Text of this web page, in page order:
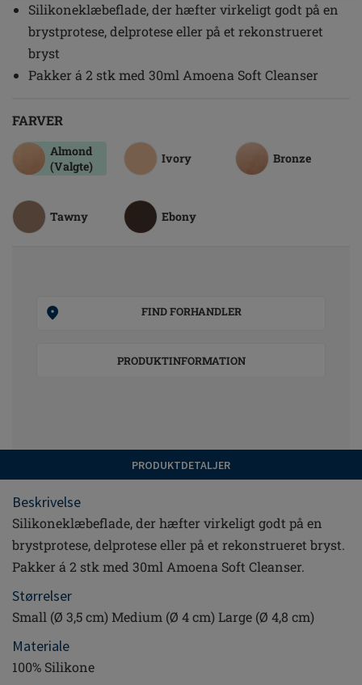
Silikoneklæbeflade, der hæfter virkeligt godt på en
brystprotese, delprotese eller på et rekonstrueret
bryst
Pakker á 2 stk med 30ml Amoena Soft Cleanser
FARVER
Almond
(Valgte)
Ivory Bronze
Tawny Ebony
FIND FORHANDLER
PRODUKTINFORMATION
PRODUKTDETALJER
Beskrivelse
Silikoneklæbeflade, der hæfter virkeligt godt på en
brystprotese, delprotese eller på et rekonstrueret bryst.
Pakker á 2 stk med 30ml Amoena Soft Cleanser.
Størrelser
Small (Ø 3,5 cm) Medium (Ø 4 cm) Large (Ø 4,8 cm)
Materiale
100% Silikone